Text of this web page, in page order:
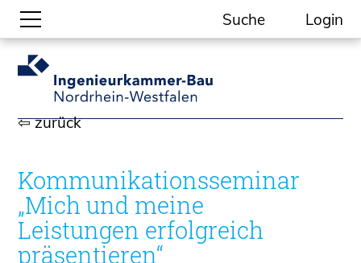
Suche
Gesellschaftliche Themen
Aktuelle Meldungen
Kammer-Themen
Ingenieurkammer-Bau NRW
Willkommen bei der Kammer
Aufgaben
Gremien
Login
⇦ zurück
Kommunikationsseminar
„Mich und meine
Leistungen erfolgreich
präsentieren“